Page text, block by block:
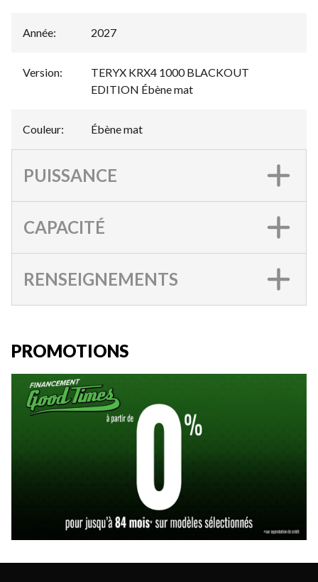
Année: 2027
Version:
TERYX KRX4 1000 BLACKOUT
EDITION Ébène mat
Couleur: Ébène mat
PUISSANCE
CAPACITÉ
RENSEIGNEMENTS
PROMOTIONS